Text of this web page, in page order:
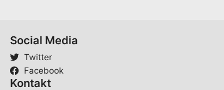
Social Media
Twitter
Facebook
Kontakt